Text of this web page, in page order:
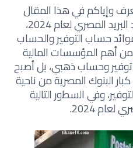
وإياكم في هذا المقال
الذي سنتعرف فيه على فوائد البريد المصري لعام 2024،
حساب التوفير والحساب
من أهم المؤسسات المالية
توفير وحساب ذهبي، بل أصبح
البنوك المصرية من ناحية
وفي السطور التالية
2024.